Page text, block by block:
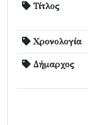
Τίτλος
Χρονολογία
Δήμαρχος